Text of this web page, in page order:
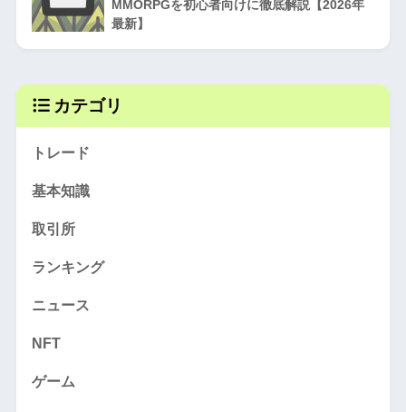
MMORPGを初心者向けに徹底解説【2026年
最新】
カテゴリ
トレード
基本知識
取引所
ランキング
ニュース
NFT
ゲーム